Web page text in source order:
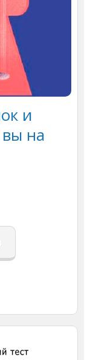
и
на